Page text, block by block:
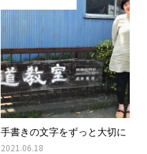
手書きの文字をずっと大切に
2021.06.18